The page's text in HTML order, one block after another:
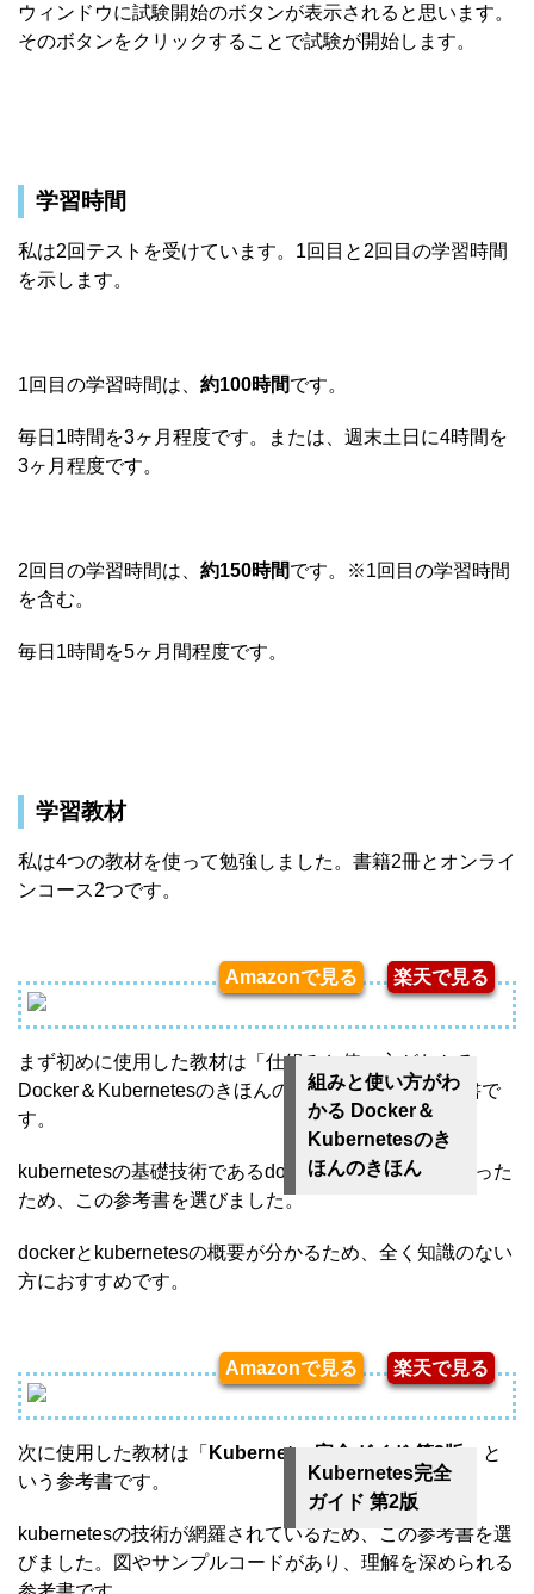
ウィンドウに試験開始のボタンが表示されると思います。
そのボタンをクリックすることで試験が開始します。
学習時間
私は2回テストを受けています。1回目と2回目の学習時間
を示します。
1回目の学習時間は、 約100時間です。
毎日1時間を3ヶ月程度です。または、週末土日に4時間を
3ヶ月程度です。
2回目の学習時間は、 約150時間です。※1回目の学習時間
を含む。
毎日1時間を5ヶ月間程度です。
学習教材
私は4つの教材を使って勉強しました。書籍2冊とオンライ
ンコース2つです。
組みと使い方がわ
かる Docker＆
Kubernetesのき
ほんのきほん
Amazonで見る 楽天で見る
まず初めに使用した教材は「仕組みと使い方がわかる
Docker＆Kubernetesのきほんのきほん」という参考書で
す。
kubernetesの基礎技術であるdockerから学びたいと思った
ため、この参考書を選びました。
dockerとkubernetesの概要が分かるため、全く知識のない
方におすすめです。
Kubernetes完全
ガイド 第2版
Amazonで見る 楽天で見る
次に使用した教材は「 Kubernetes完全ガイド 第2版 」と
いう参考書です。
kubernetesの技術が網羅されているため、この参考書を選
びました。図やサンプルコードがあり、理解を深められる